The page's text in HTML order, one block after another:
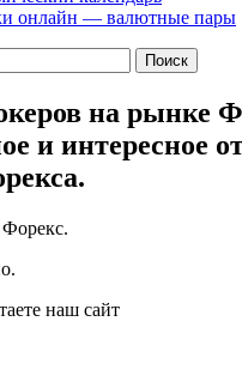
онлайн — валютные пары
на рынке
и интересное